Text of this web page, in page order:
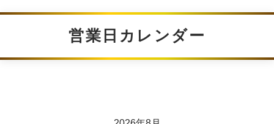
営業日カレンダー